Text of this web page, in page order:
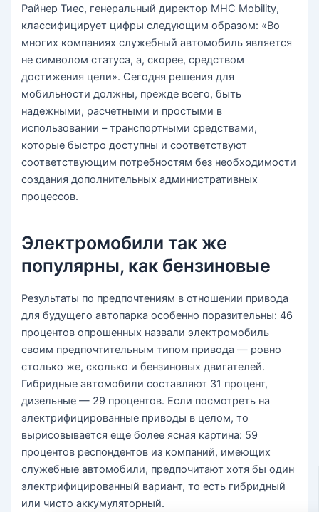
Райнер Тиес, генеральный директор MHC Mobility,
классифицирует цифры следующим образом: «Во
многих компаниях служебный автомобиль является
не символом статуса, а, скорее, средством
достижения цели». Сегодня решения для
мобильности должны, прежде всего, быть
надежными, расчетными и простыми в
использовании – транспортными средствами,
которые быстро доступны и соответствуют
соответствующим потребностям без необходимости
создания дополнительных административных
процессов.
Электромобили так же
популярны, как бензиновые
Результаты по предпочтениям в отношении привода
для будущего автопарка особенно поразительны: 46
процентов опрошенных назвали электромобиль
своим предпочтительным типом привода — ровно
столько же, сколько и бензиновых двигателей.
Гибридные автомобили составляют 31 процент,
дизельные — 29 процентов. Если посмотреть на
электрифицированные приводы в целом, то
вырисовывается еще более ясная картина: 59
процентов респондентов из компаний, имеющих
служебные автомобили, предпочитают хотя бы один
электрифицированный вариант, то есть гибридный
или чисто аккумуляторный.